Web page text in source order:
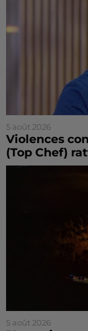
5 août 2026
Violences
(Top Chef)
5 août 2026